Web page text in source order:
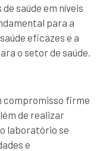
saúde em níveis
para a
eficazes e a
o setor de saúde.
compromisso firme
de realizar
laboratório se
e